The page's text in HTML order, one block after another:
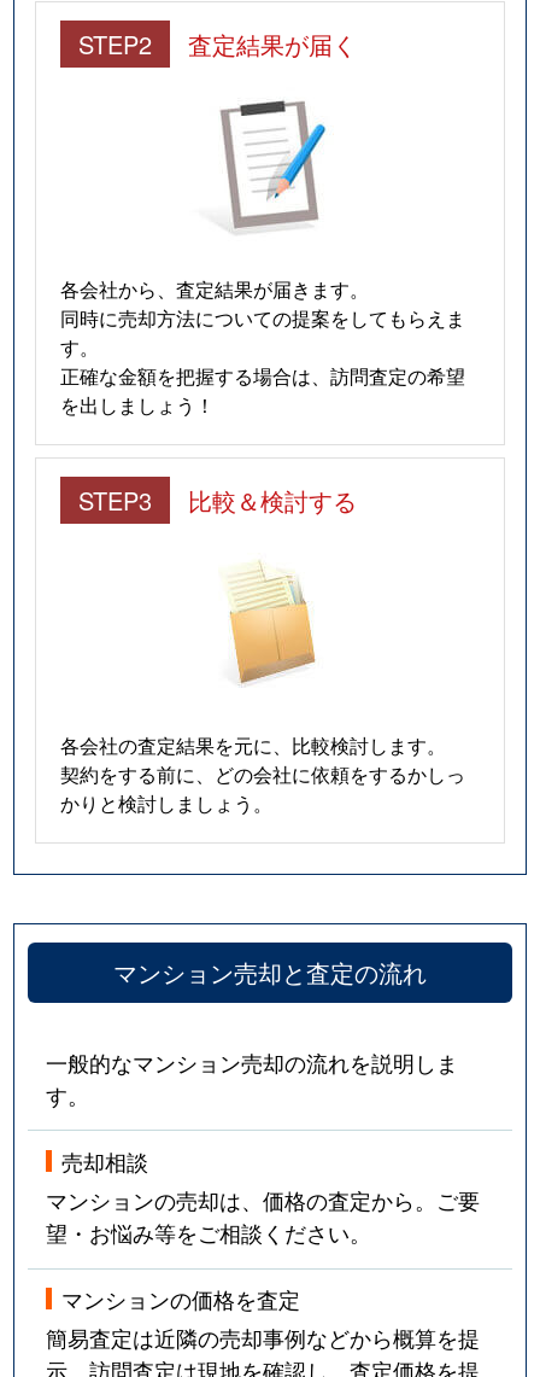
STEP2 査定結果が届く
各会社から、査定結果が届きます。
同時に売却方法についての提案をしてもらえま
す。
正確な金額を把握する場合は、訪問査定の希望
を出しましょう！
STEP3 比較＆検討する
各会社の査定結果を元に、比較検討します。
契約をする前に、どの会社に依頼をするかしっ
かりと検討しましょう。
マンション売却と査定の流れ
一般的なマンション売却の流れを説明しま
す。
売却相談
マンションの売却は、価格の査定から。ご要
望・お悩み等をご相談ください。
マンションの価格を査定
簡易査定は近隣の売却事例などから概算を提
示。訪問査定は現地を確認し、査定価格を提